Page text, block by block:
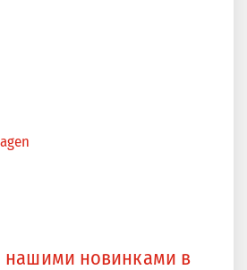
нашими новинками в